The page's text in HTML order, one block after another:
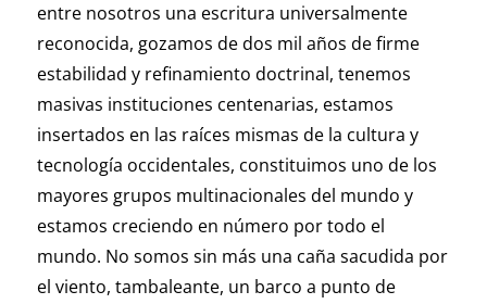
entre nosotros una escritura universalmente
reconocida, gozamos de dos mil años de firme
estabilidad y refinamiento doctrinal, tenemos
masivas instituciones centenarias, estamos
insertados en las raíces mismas de la cultura y
tecnología occidentales, constituimos uno de los
mayores grupos multinacionales del mundo y
estamos creciendo en número por todo el
mundo. No somos sin más una caña sacudida por
el viento, tambaleante, un barco a punto de